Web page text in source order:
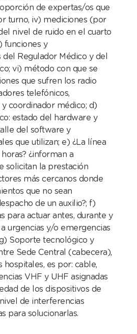
de expertas/os que
turno, iv) mediciones (por
nivel de ruido en el cuarto
funciones y
del
Regulador Médico y del
vi) método con que se
que sufren los radio
telefónicos,
coordinador médico; d)
estado del hardware y
del software y
que utilizan; e) ¿La línea
¿informan a
solicitan la prestación
más cercanos donde
que no sean
de un auxilio?; f)
para actuar antes, durante y
urgencias y/o emergencias
Soporte tecnológico y
Sede Central (cabecera),
hospitales, es por: cable,
VHF y UHF asignadas
de los dispositivos de
de interferencias
para solucionarlas.